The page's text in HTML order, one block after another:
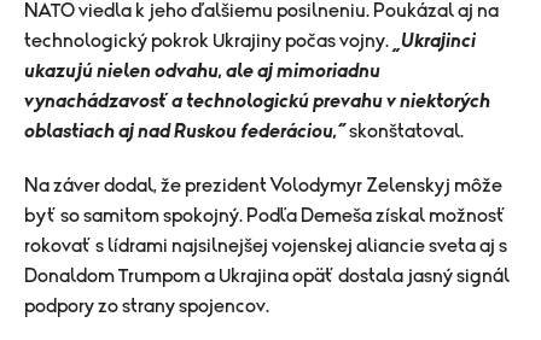
NATO viedla k jeho ďalšiemu posilneniu. Poukázal aj na
technologický pokrok Ukrajiny počas vojny.
„Ukrajinci
ukazujú nielen odvahu, ale aj mimoriadnu
vynachádzavosť a technologickú prevahu v niektorých
oblastiach aj nad Ruskou federáciou,“skonštatoval.
Na záver dodal, že prezident Volodymyr Zelenskyj môže
byť so samitom spokojný. Podľa Demeša získal možnosť
rokovať s lídrami najsilnejšej vojenskej aliancie sveta aj s
Donaldom Trumpom a Ukrajina opäť dostala jasný signál
podpory zo strany spojencov.